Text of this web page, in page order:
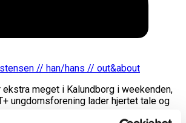
// han/hans // out&about
meget i Kalundborg i weekenden,
ungdomsforening lader hjertet tale og